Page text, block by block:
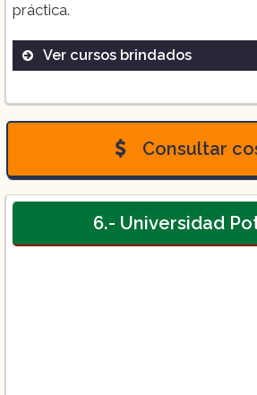
práctica.
Ver cursos brindados
Fisioterapia
Nutrición
Consultar
6.- Universidad